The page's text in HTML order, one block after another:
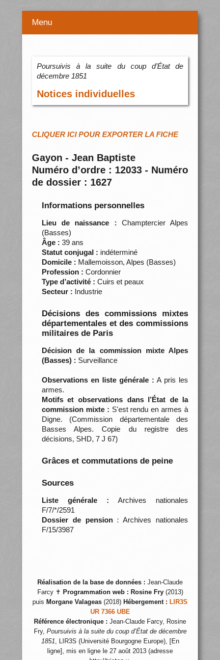
Menu
Poursuivis à la suite du coup d’État de
décembre 1851
Notices individuelles
CLIQUER ICI POUR EXPORTER LA FICHE
Gayon - Jean Baptiste
Numéro d’ordre : 12033 - Numéro
de dossier : 1627
Informations personnelles
Lieu de naissance : Champtercier Alpes
(Basses)
Âge : 39 ans
Statut conjugal : indéterminé
Domicile : Mallemoisson, Alpes (Basses)
Profession : Cordonnier
Type d’activité : Cuirs et peaux
Secteur : Industrie
Décisions des commissions mixtes
départementales et des commissions
militaires de Paris
Décision de la commission mixte Alpes
(Basses) : Surveillance
Observations en liste générale : A pris les
armes.
Motifs et observations dans l’État de la
commission mixte : S'est rendu en armes à
Digne. (Commission départementale des
Basses Alpes. Copie du registre des
décisions, SHD, 7 J 67)
Grâces et commutations de peine
Sources
Liste générale : Archives nationales
F/7/*/2591
Dossier de pension: Archives nationales
F/15/3987
Réalisation de la base de données : Jean-Claude
Farcy ✝ Programmation web : Rosine Fry(2013)
puis Morgane Valageas (2018) Hébergement : LIR3S
UR 7366 UBE
Référence électronique : Jean-Claude Farcy, Rosine
Fry, Poursuivis à la suite du coup d’État de décembre
1851, LIR3S (Université Bourgogne Europe), [En
ligne], mis en ligne le 27 août 2013 (adresse